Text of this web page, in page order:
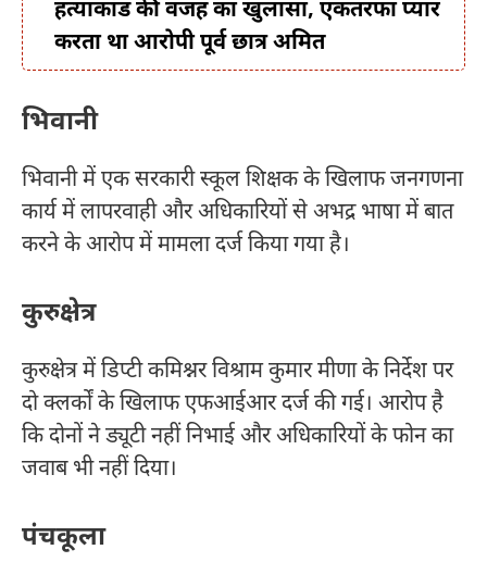
हत्याकांड की वजह का खुलासा, एकतरफा प्यार
करता था आरोपी पूर्व छात्र अमित
भिवानी
भिवानी में एक सरकारी स्कूल शिक्षक के खिलाफ जनगणना
कार्य में लापरवाही और अधिकारियों से अभद्र भाषा में बात
करने के आरोप में मामला दर्ज किया गया है।
कुरुक्षेत्र
कुरुक्षेत्र में डिप्टी कमिश्नर विश्राम कुमार मीणा के निर्देश पर
दो क्लर्कों के खिलाफ एफआईआर दर्ज की गई। आरोप है
कि दोनों ने ड्यूटी नहीं निभाई और अधिकारियों के फोन का
जवाब भी नहीं दिया।
पंचकूला